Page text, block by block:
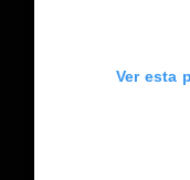
Ver esta